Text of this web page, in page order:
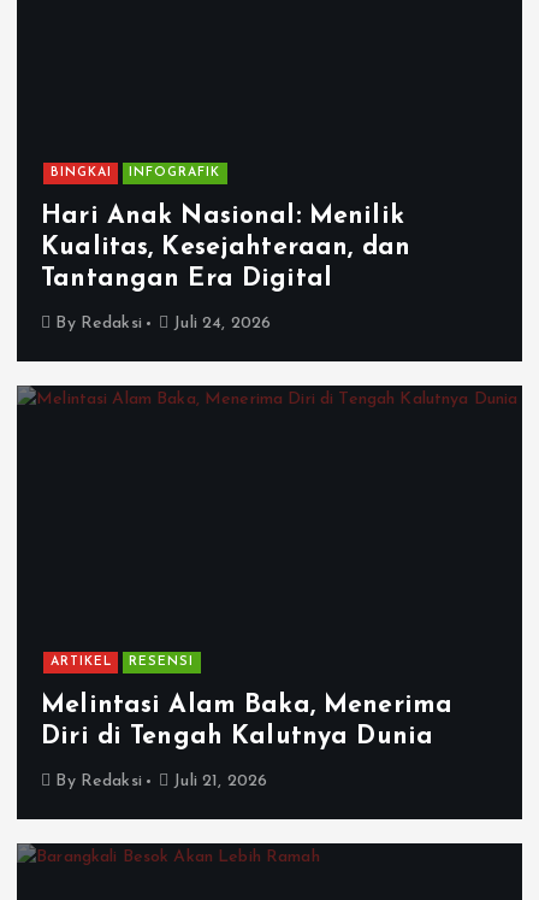
BINGKAI INFOGRAFIK
Hari Anak Nasional: Menilik
Kualitas, Kesejahteraan, dan
Tantangan Era Digital
By Redaksi Juli 24, 2026
ARTIKEL RESENSI
Melintasi Alam Baka, Menerima
Diri di Tengah Kalutnya Dunia
By Redaksi Juli 21, 2026